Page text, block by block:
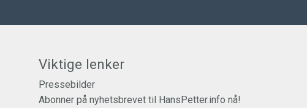
Viktige lenker
Pressebilder
Abonner på nyhetsbrevet til HansPetter.info nå!